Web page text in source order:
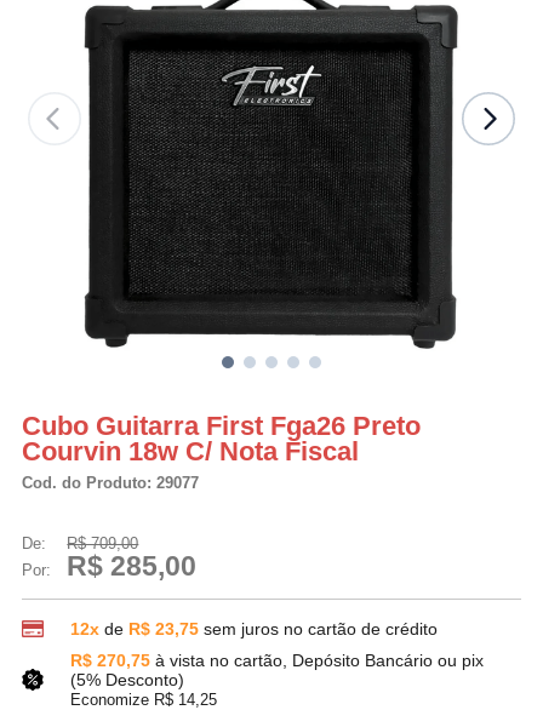
Cubo Guitarra First Fga26 Preto
Courvin 18w C/ Nota Fiscal
Cod. do Produto: 29077
De:
R$ 709,00
Por:
R$ 285,00
12xde R$ 23,75 sem juros no cartão de crédito
R$ 270,75 à vista no cartão, Depósito Bancário ou pix
(5% Desconto)
Economize R$ 14,25